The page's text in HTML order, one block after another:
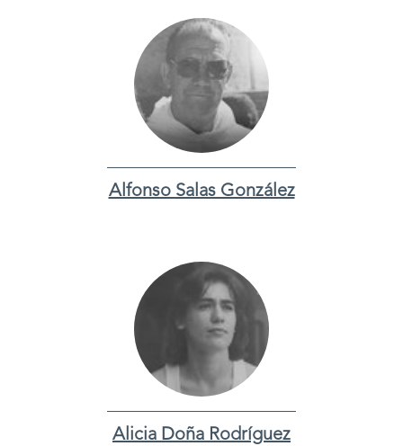
Alfonso Salas González
Alicia Doña Rodríguez